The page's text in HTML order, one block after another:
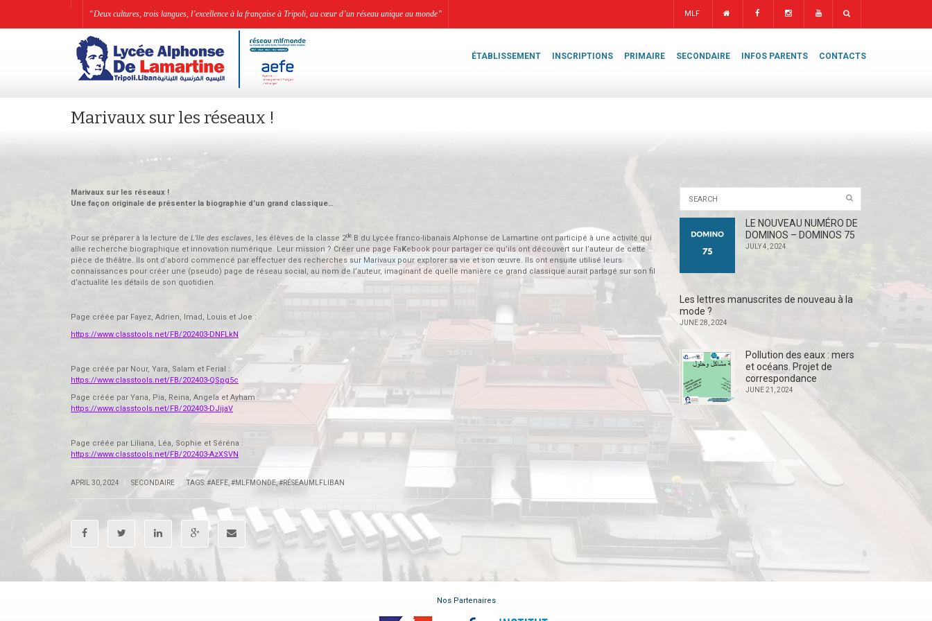
“Deux cultures, trois langues, l’excellence à la française à Tripoli, au cœur d’un réseau unique au monde” MLF
ÉTABLISSEMENT INSCRIPTIONS PRIMAIRE SECONDAIRE INFOS PARENTS CONTACTS
Marivaux sur les réseaux !
Marivaux sur les réseaux !
Une façon originale de présenter la biographie d’un grand classique…
Pour se préparer à la lecture de L’île des esclaves, les élèves de la classe 2de B du Lycée franco-libanais Alphonse de Lamartine ont participé à une activité qui
allie recherche biographique et innovation numérique. Leur mission ? Créer une page FaKebook pour partager ce qu’ils ont découvert sur l’auteur de cette
pièce de théâtre. Ils ont d’abord commencé par effectuer des recherches sur Marivaux pour explorer sa vie et son œuvre. Ils ont ensuite utilisé leurs
connaissances pour créer une (pseudo) page de réseau social, au nom de l’auteur, imaginant de quelle manière ce grand classique aurait partagé sur son fil
d’actualité les détails de son quotidien.
Page créée par Fayez, Adrien, Imad, Louis et Joe :
https://www.classtools.net/FB/202403-DNFLkN
Page créée par Nour, Yara, Salam et Ferial :
https://www.classtools.net/FB/202403-QSpg5c
Page créée par Yana, Pia, Reina, Angela et Ayham :
https://www.classtools.net/FB/202403-DJijaV
Page créée par Liliana, Léa, Sophie et Séréna :
https://www.classtools.net/FB/202403-AzXSVN
APRIL 30, 2024 SECONDAIRE TAGS:#AEFE #MLFMONDE,#RÉSEAUMLFLIBAN
LE NOUVEAU NUMÉRO DE
DOMINOS – DOMINOS 75
JULY 4, 2024
Les lettres manuscrites de nouveau à la
mode ?
JUNE 28, 2024
Pollution des eaux : mers
et océans. Projet de
correspondance
JUNE 21, 2024
Nos Partenaires